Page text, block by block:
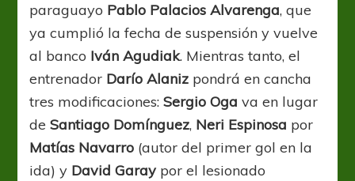
paraguayo Pablo Palacios Alvarenga, que
ya cumplió la fecha de suspensión y vuelve
al banco Iván Agudiak. Mientras tanto, el
entrenador Darío Alaniz pondrá en cancha
tres modificaciones:Sergio Oga va en lugar
deSantiago Domínguez, Neri Espinosa por
Matías Navarro (autor del primer gol en la
ida) y David Garay por el lesionado